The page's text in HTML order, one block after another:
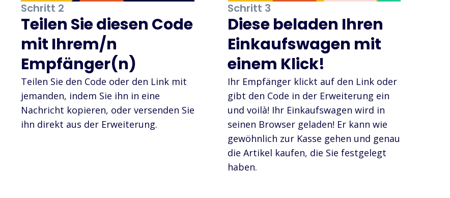
Schritt 2
Teilen Sie diesen Code
mit Ihrem/n
Empfänger(n)
Teilen Sie den Code oder den Link mit
jemanden, indem Sie ihn in eine
Nachricht kopieren, oder versenden Sie
ihn direkt aus der Erweiterung.
Schritt 3
Diese beladen Ihren
Einkaufswagen mit
einem Klick!
Ihr Empfänger klickt auf den Link oder
gibt den Code in der Erweiterung ein
und voilà! Ihr Einkaufswagen wird in
seinen Browser geladen! Er kann wie
gewöhnlich zur Kasse gehen und genau
die Artikel kaufen, die Sie festgelegt
haben.